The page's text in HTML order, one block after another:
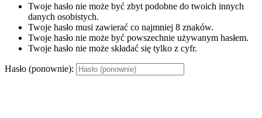
Twoje hasło nie może być zbyt podobne do twoich innych
danych osobistych.
Twoje hasło musi zawierać co najmniej 8 znaków.
Twoje hasło nie może być powszechnie używanym hasłem.
Twoje hasło nie może składać się tylko z cyfr.
Hasło (ponownie):